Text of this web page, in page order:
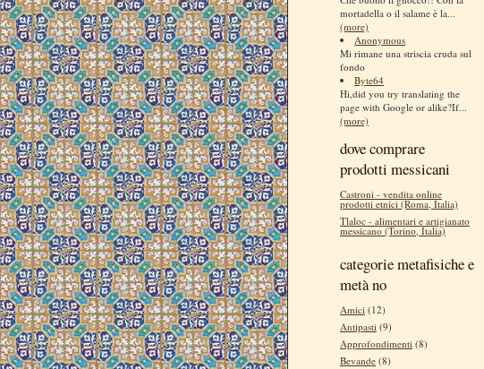
mortadella o il salame è la...
(more)
Anonymous
Mi rimane una striscia cruda sul
fondo
Byte64
Hi,did you try translating the
page with Google or alike?If...
(more)
dove comprare
prodotti messicani
Castroni - vendita online
prodotti etnici (Roma, Italia)
Tlaloc - alimentari e artigianato
messicano (Torino, Italia)
categorie metafisiche e
metà no
Amici (12)
Antipasti (9)
Approfondimenti (8)
Bevande (8)